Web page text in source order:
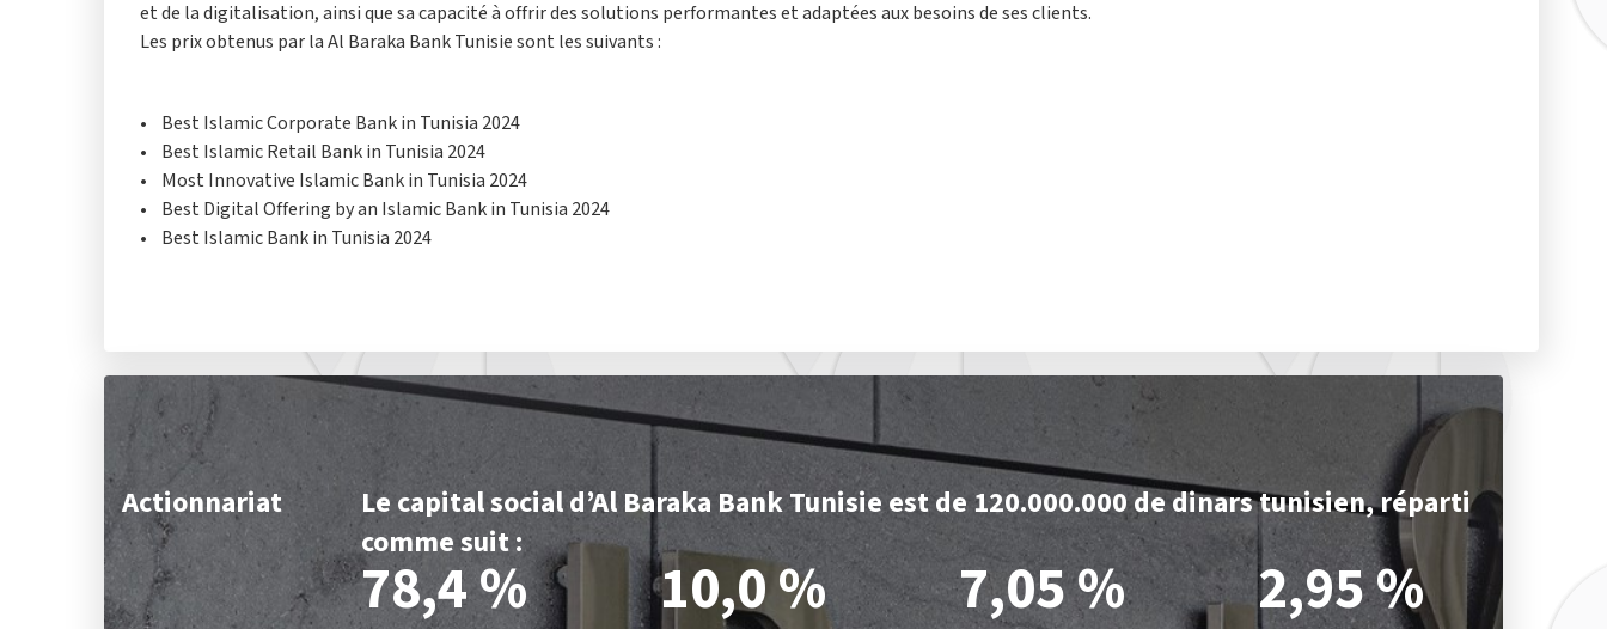
et de la digitalisation, ainsi que sa capacité à offrir des solutions performantes et adaptées aux besoins de ses clients.
Les prix obtenus par la Al Baraka Bank Tunisie sont les suivants :
• Best Islamic Corporate Bank in Tunisia 2024
• Best Islamic Retail Bank in Tunisia 2024
• Most Innovative Islamic Bank in Tunisia 2024
• Best Digital Offering by an Islamic Bank in Tunisia 2024
• Best Islamic Bank in Tunisia 2024
Actionnariat
Le capital social d’Al Baraka Bank Tunisie est de 120.000.000 de dinars tunisien, réparti
comme suit :
78,4 % 10,0 % 7,05 % 2,95 %